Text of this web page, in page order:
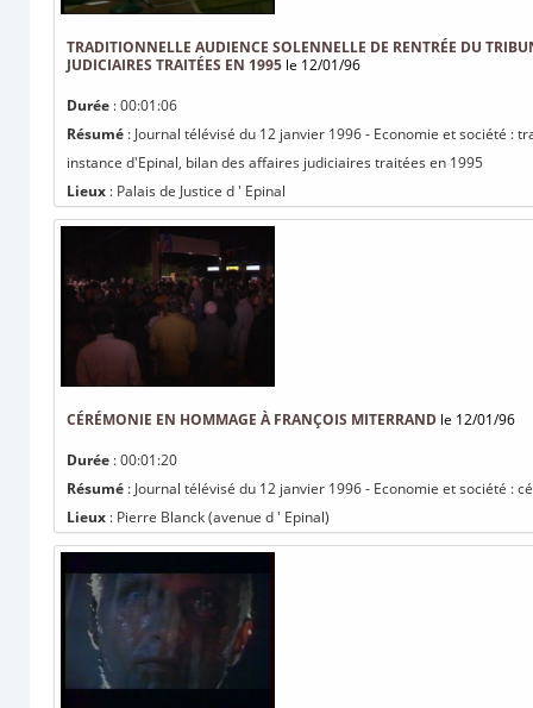
TRADITIONNELLE AUDIENCE SOLENNELLE DE RENTRÉE DU
JUDICIAIRES TRAITÉES EN 1995 le 12/01/96
Durée : 00:01:06
Résumé : Journal télévisé du 12 janvier 1996 - Economie et société
instance d'Epinal, bilan des affaires judiciaires traitées en 1995
Lieux : Palais de Justice d ' Epinal
CÉRÉMONIE EN HOMMAGE À FRANÇOIS MITERRAND le 12/01/96
Durée : 00:01:20
Résumé : Journal télévisé du 12 janvier 1996 - Economie et société :
Lieux : Pierre Blanck (avenue d ' Epinal)